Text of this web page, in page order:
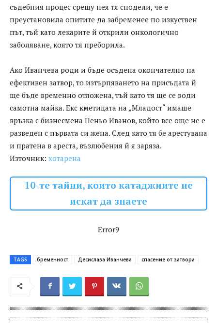
съдебния процес срещу нея тя сподели, че е
преустановила опитите да забременее по изкуствен
път, тъй като лекарите й открили онкологично
заболяване, която тя преборила.
Ако Иванчева роди и бъде осъдена окончателно на
ефективен затвор, то изтърпяването на присъдата й
ще бъде временно отложена, тъй като тя ще се води
самотна майка. Екс кметицата на „Младост“ имаше
връзка с бизнесмена Пеньо Иванов, който все още не е
разведен с първата си жена. След като тя бе арестувана
и пратена в ареста, възлюбения й я заряза.
Източник: хотарена
10-те тайни, които катаджиите не
искат да знаете
Error9
TAGS бременност Десислава Иванчева спасение от затвора